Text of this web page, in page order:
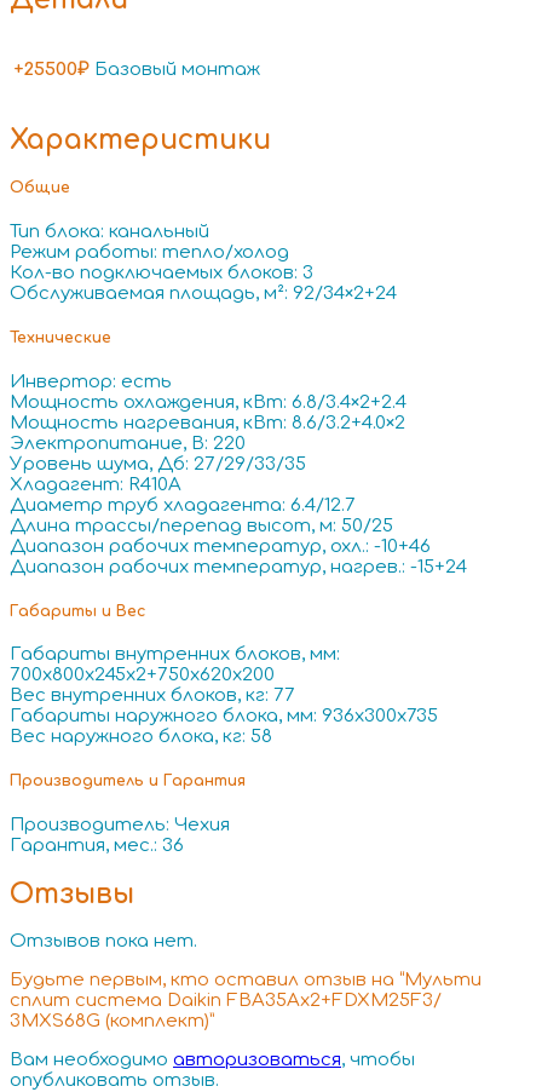
+25500₽ Базовый монтаж
Характеристики
Общие
Тип блока: канальный
Режим работы: тепло/холод
Кол-во подключаемых блоков: 3
Обслуживаемая площадь, м²: 92/34×2+24
Технические
Инвертор: есть
Мощность охлаждения, кВт: 6.8/3.4×2+2.4
Мощность нагревания, кВт: 8.6/3.2+4.0×2
Электропитание, В: 220
Уровень шума, Дб: 27/29/33/35
Хладагент: R410A
Диаметр труб хладагента: 6.4/12.7
Длина трассы/перепад высот, м: 50/25
Диапазон рабочих температур, охл.: -10+46
Диапазон рабочих температур, нагрев.: -15+24
Габариты и Вес
Габариты внутренних блоков, мм:
700x800x245x2+750x620x200
Вес внутренних блоков, кг: 77
Габариты наружного блока, мм: 936x300x735
Вес наружного блока, кг: 58
Производитель и Гарантия
Производитель: Чехия
Гарантия, мес.: 36
Отзывы
Отзывов пока нет.
Будьте первым, кто оставил отзыв на “Мульти
сплит система Daikin FBA35Ax2+FDXM25F3/
3MXS68G (комплект)”
Вам необходимо авторизоваться, чтобы
опубликовать отзыв.